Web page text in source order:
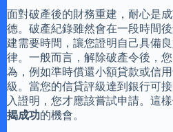
面對破產後的財務重建，耐心是
德。破產紀錄雖然會在一段時間
建需要時間，讓您證明自己具備
律。一般而言，解除破產令後，
為，例如準時償還小額貸款或信
級。當您的信貸評級達到銀行可
入證明，您才應該嘗試申請。這
揭成功的機會。